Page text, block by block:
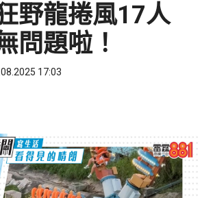
野龍捲風17人
問題啦！
17:03